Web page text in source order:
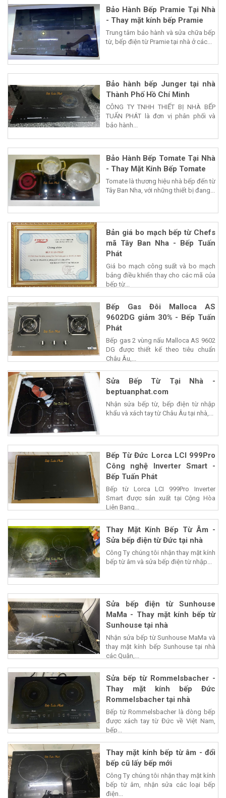
Bảo Hành Bếp Pramie Tại Nhà
- Thay mặt kính bếp Pramie
Trung tâm bảo hành và sửa chữa bếp
từ, bếp điện từ Pramie tại nhà ở các...
Bảo hành bếp Junger tại nhà
Thành Phố Hồ Chí Minh
CÔNG TY TNHH THIẾT BỊ NHÀ BẾP
TUẤN PHÁT là đơn vị phân phối và
bảo hành...
Bảo Hành Bếp Tomate Tại Nhà
- Thay Mặt Kính Bếp Tomate
Tomate là thương hiệu nhà bếp đến từ
Tây Ban Nha, với những thiết bị đang...
Bản giá bo mạch bếp từ Chefs
mã Tây Ban Nha - Bếp Tuấn
Phát
Giá bo mạch công suất và bo mạch
bảng điều khiển thay cho các mã của
bếp từ...
Bếp Gas Đôi Malloca AS
9602DG giảm 30% - Bếp Tuấn
Phát
Bếp gas 2 vùng nấu Malloca AS 9602
DG được thiết kế theo tiêu chuẩn
Châu Âu,...
Sửa Bếp Từ Tại Nhà -
beptuanphat.com
Nhận sửa bếp từ, bếp điện từ nhập
khẩu và xách tay từ Châu Âu tại nhà,...
Bếp Từ Đức Lorca LCI 999Pro
Công nghệ Inverter Smart -
Bếp Tuấn Phát
Bếp từ Lorca LCI 999Pro Inverter
Smart được sản xuất tại Cộng Hòa
Liên Bang...
Thay Mặt Kính Bếp Từ Âm -
Sửa bếp điện từ Đức tại nhà
Công Ty chúng tôi nhận thay mặt kính
bếp từ âm và sửa bếp điện từ nhập...
Sửa bếp điện từ Sunhouse
MaMa - Thay mặt kính bếp từ
Sunhouse tại nhà
Nhận sửa bếp từ Sunhouse MaMa và
thay mặt kính bếp Sunhouse tại nhà
các Quận,...
Sửa bếp từ Rommelsbacher -
Thay mặt kính bếp Đức
Rommelsbacher tại nhà
Bếp từ Rommelsbacher là dòng bếp
được xách tay từ Đức về Việt Nam,
bếp...
Thay mặt kính bếp từ âm - đổi
bếp cũ lấy bếp mới
Công Ty chúng tôi nhận thay mặt kính
bếp từ âm, nhận sửa các loại bếp
điện...